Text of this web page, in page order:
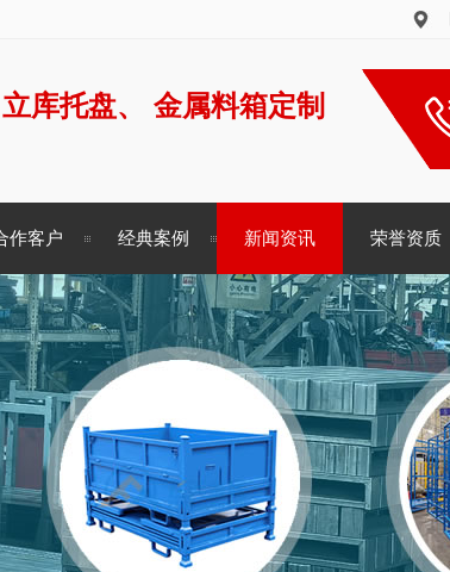
库托盘、 金属料箱定制
作客户 经典案例 新闻资讯 荣誉资质